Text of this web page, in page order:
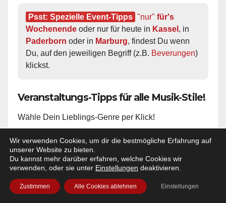
Psst: Spezielle Event-Tipps "nur" für's
Wochenende oder nur für heute in Kassel
Paderborn oder in Marburg, findest Du wenn
Du, auf den jeweiligen Begriff (z.B. Beverungen)
klickst.
Veranstaltungs-Tipps für alle Musik-Stile!
Wähle Dein Lieblings-Genre per Klick!
von Event suchst Du heute? + + + Kino / Film + + + Ww
Veranstaltungen heute, morgen, am
Wochenende inKassel,Paderbornund
Wir verwenden Cookies, um dir die bestmögliche Erfahrung auf
unserer Website zu bieten.
Du kannst mehr darüber erfahren, welche Cookies wir
verwenden, oder sie unter Einstellungen deaktivieren.
Zustimmen Alle Cookies ablehnen Einstellungen